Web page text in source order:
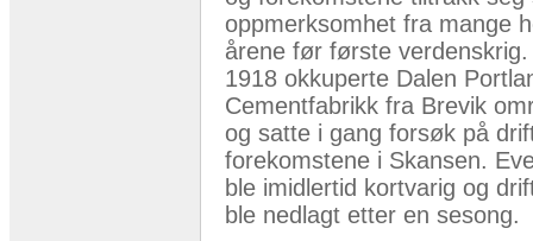
oppmerksomhet fra mange
årene før første
1918 okkuperte Dalen
Cementfabrikk fra Brevik
og satte i gang forsøk på
forekomstene i Skansen.
ble imidlertid kortvarig og
ble nedlagt etter en sesong.